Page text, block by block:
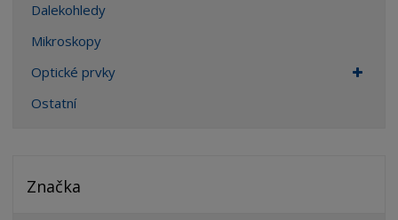
Dalekohledy
Mikroskopy
Optické prvky
Ostatní
Značka